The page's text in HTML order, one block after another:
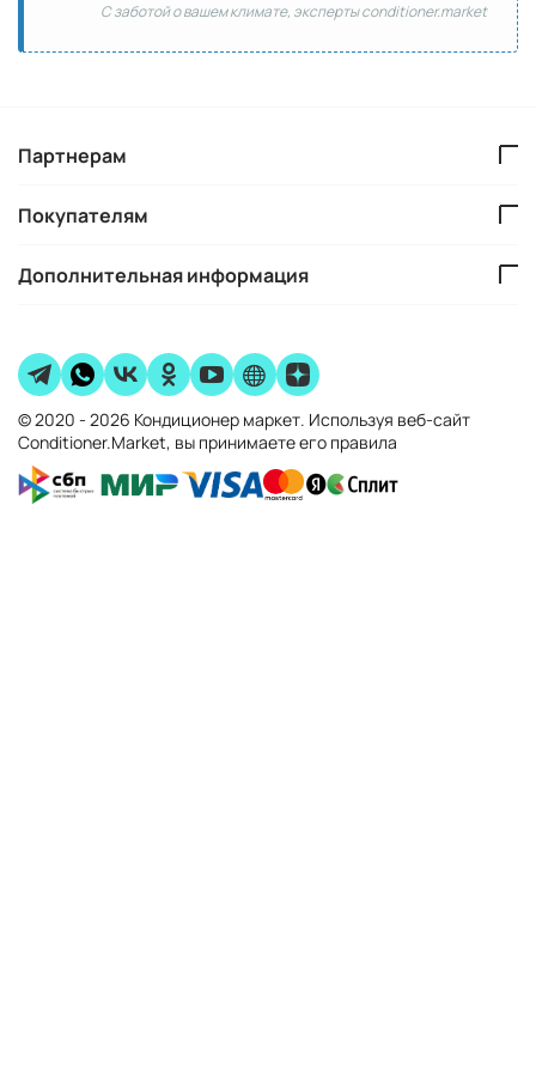
С заботой о вашем климате, эксперты conditioner.market
Партнерам
Покупателям
Дополнительная информация
© 2020 - 2026 Кондиционер маркет. Используя веб-сайт
Conditioner.Market, вы принимаете его правила